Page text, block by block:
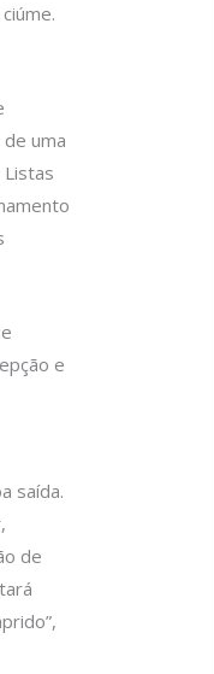
uma
e
saída.
de